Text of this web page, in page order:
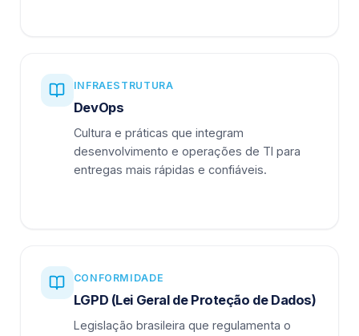
INFRAESTRUTURA
DevOps
Cultura e práticas que integram
desenvolvimento e operações de TI para
entregas mais rápidas e confiáveis.
CONFORMIDADE
LGPD (Lei Geral de Proteção de Dados)
Legislação brasileira que regulamenta o